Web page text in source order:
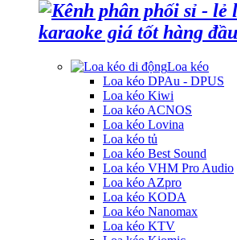
Loa kéo
Loa kéo DPAu - DPUS
Loa kéo Kiwi
Loa kéo ACNOS
Loa kéo Lovina
Loa kéo tủ
Loa kéo Best Sound
Loa kéo VHM Pro Audio
Loa kéo AZpro
Loa kéo KODA
Loa kéo Nanomax
Loa kéo KTV